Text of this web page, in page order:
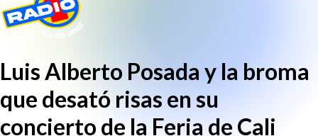
Luis Alberto Posada y la broma
que desató risas en su
concierto de la Feria de Cali